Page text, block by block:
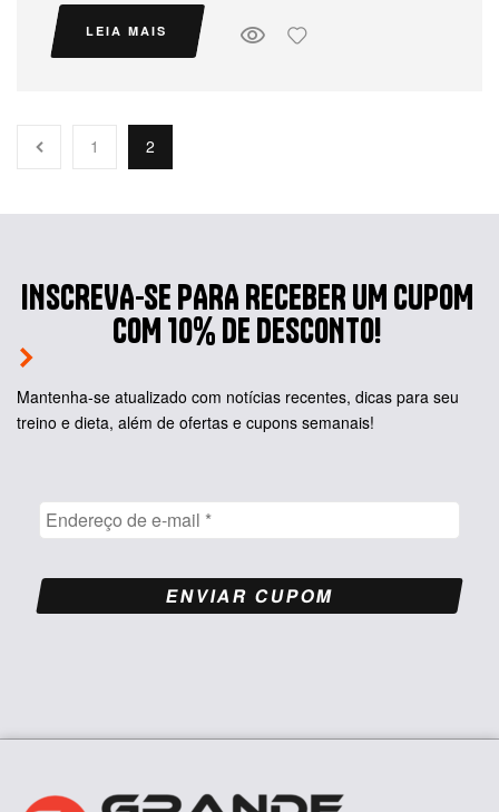
Kit com frete grátis para todo Brasil.
LEIA MAIS
1 2
INSCREVA-SE PARA RECEBER UM CUPOM
COM 10% DE DESCONTO!
Mantenha-se atualizado com notícias recentes, dicas para seu
treino e dieta, além de ofertas e cupons semanais!